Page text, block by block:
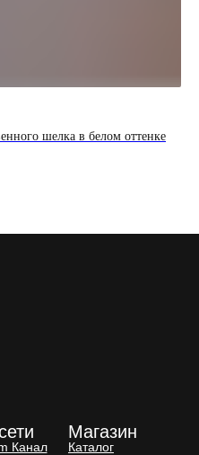
шелка в белом оттенке
Канал
Магазин
Каталог